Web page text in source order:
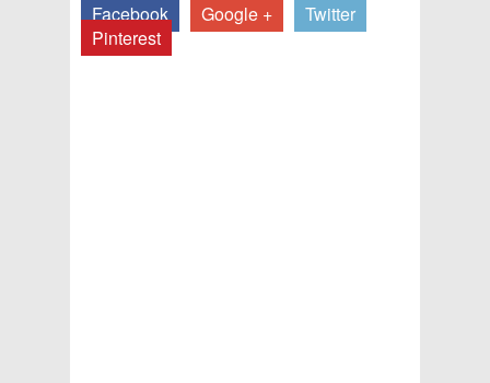
Facebook Google +
Twitter
Pinterest